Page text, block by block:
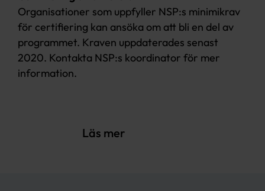
Organisationer som uppfyller NSP:s minimikrav
för certifiering kan ansöka om att bli en del av
programmet. Kraven uppdaterades senast
2020. Kontakta NSP:s koordinator för mer
information.
Läs mer